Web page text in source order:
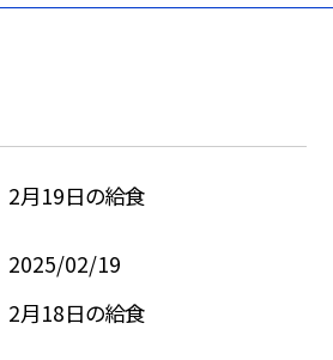
2月19日の給食
2025/02/19
2月18日の給食